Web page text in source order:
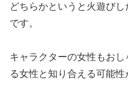
どちらかというと火遊び
です。
キャラクターの女性もお
る女性と知り合える可能性